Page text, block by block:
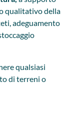
qualitativo della
adeguamento
qualsiasi
di terreni o